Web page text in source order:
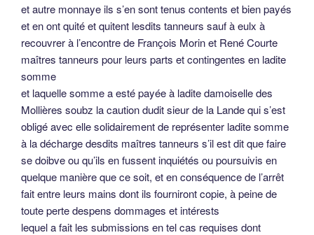
et autre monnaye ils s’en sont tenus contents et bien payés
et en ont quité et quitent lesdits tanneurs sauf à eulx à
recouvrer à l’encontre de François Morin et René Courte
maîtres tanneurs pour leurs parts et contingentes en ladite
somme
et laquelle somme a esté payée à ladite damoiselle des
Mollières soubz la caution dudit sieur de la Lande qui s’est
obligé avec elle solidairement de représenter ladite somme
à la décharge desdits maîtres tanneurs s’il est dit que faire
se doibve ou qu’ils en fussent inquiétés ou poursuivis en
quelque manière que ce soit, et en conséquence de l’arrêt
fait entre leurs mains dont ils fourniront copie, à peine de
toute perte despens dommages et intérests
lequel a fait les submissions en tel cas requises dont